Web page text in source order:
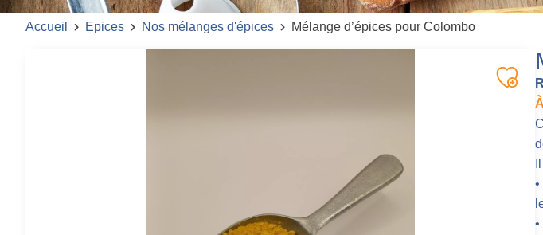
Accueil Epices Nos mélanges d'épices Mélange d’épices pour Colombo
•
•